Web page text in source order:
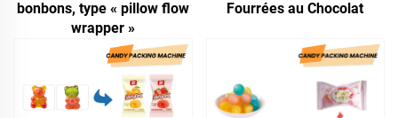
bonbons, type « pillow flow
wrapper »
Fourrées au Chocolat